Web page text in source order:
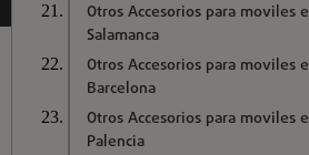
Otros Accesorios para moviles
Salamanca
Otros Accesorios para moviles
Barcelona
Otros Accesorios para moviles
Palencia